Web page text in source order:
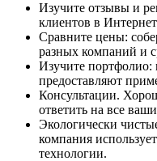
Изучите отзывы и
клиентов в
Сравните цены:
разных компаний и
Изучите портфолио:
предоставляют
Консультации.
ответить на все
Экологически
компания
технологии.